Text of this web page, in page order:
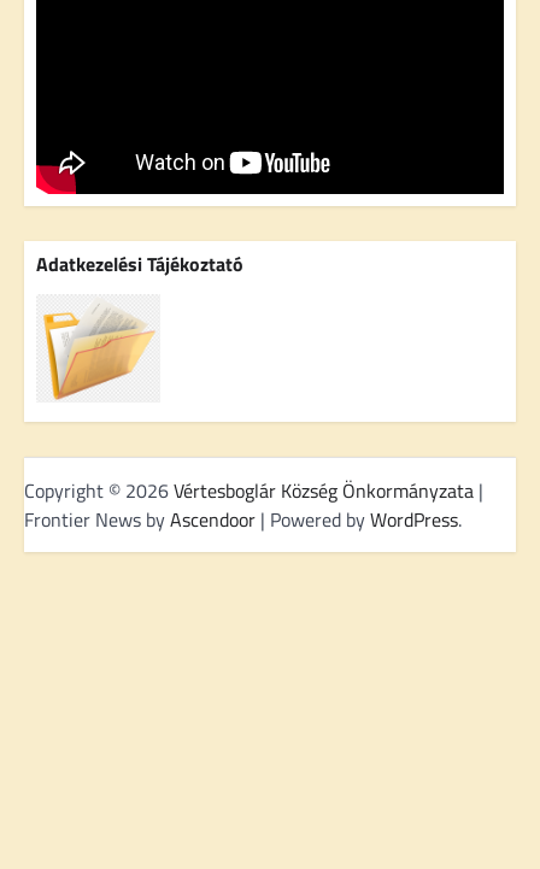
Adatkezelési Tájékoztató
Copyright © 2026Vértesboglár Község Önkormányzata |
Frontier News byAscendoor | Powered byWordPress.